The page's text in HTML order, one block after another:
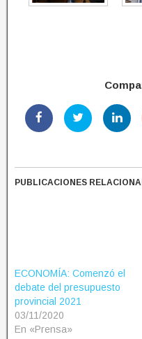
PUBLICACIONES
ECONOMÍA: Comenzó el
debate del presupuesto
provincial 2021
03/11/2020
En «Prensa»